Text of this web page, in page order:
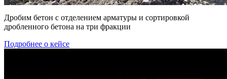
Дробим бетон с отделением арматуры и сортировкой
дробленного бетона на три фракции
Подробнее о кейсе